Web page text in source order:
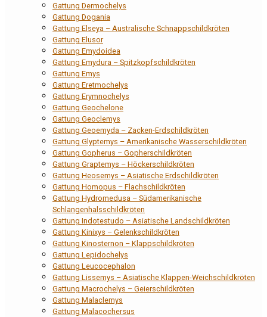
Gattung Dermochelys
Gattung Dogania
Gattung Elseya – Australische Schnappschildkröten
Gattung Elusor
Gattung Emydoidea
Gattung Emydura – Spitzkopfschildkröten
Gattung Emys
Gattung Eretmochelys
Gattung Erymnochelys
Gattung Geochelone
Gattung Geoclemys
Gattung Geoemyda – Zacken-Erdschildkröten
Gattung Glyptemys – Amerikanische Wasserschildkröten
Gattung Gopherus – Gopherschildkröten
Gattung Graptemys – Höckerschildkröten
Gattung Heosemys – Asiatische Erdschildkröten
Gattung Homopus – Flachschildkröten
Gattung Hydromedusa – Südamerikanische
Schlangenhalsschildkröten
Gattung Indotestudo – Asiatische Landschildkröten
Gattung Kinixys – Gelenkschildkröten
Gattung Kinosternon – Klappschildkröten
Gattung Lepidochelys
Gattung Leucocephalon
Gattung Lissemys – Asiatische Klappen-Weichschildkröten
Gattung Macrochelys – Geierschildkröten
Gattung Malaclemys
Gattung Malacochersus